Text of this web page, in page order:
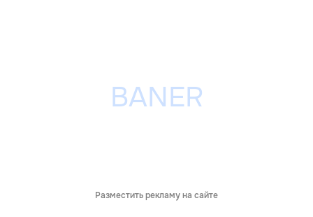
Разместить рекламу на сайте